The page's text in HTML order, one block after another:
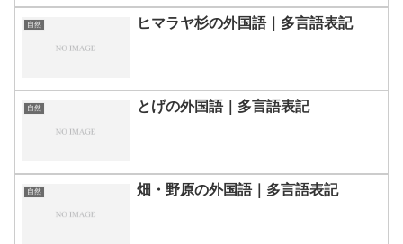
自然 ヒマラヤ杉の外国語｜多言語表記
自然 とげの外国語｜多言語表記
自然 畑・野原の外国語｜多言語表記